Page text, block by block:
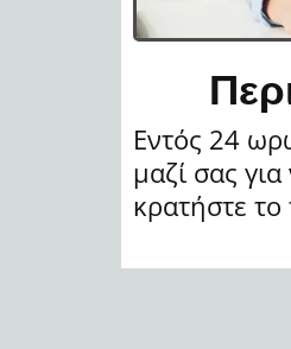
Εντός 24
μαζί σας
κρατήστε